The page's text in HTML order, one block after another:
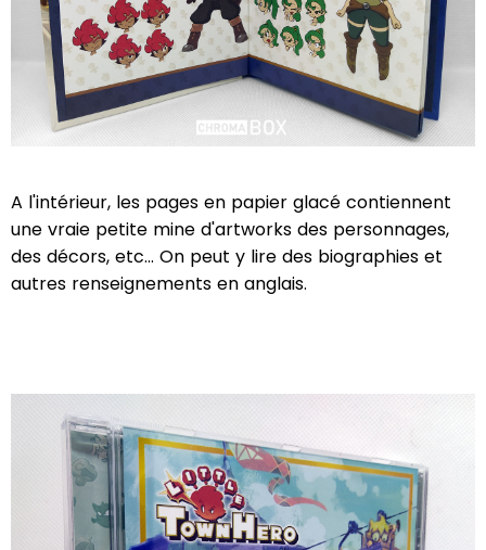
A l'intérieur, les pages en papier glacé contiennent
une vraie petite mine d'artworks des personnages,
des décors, etc... On peut y lire des biographies et
autres renseignements en anglais.